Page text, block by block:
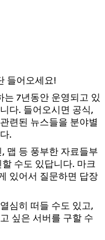
들어오세요!
7년동안 운영되고 있
다. 들어오시면 공식,
련된 뉴스들을 분야별
.
맵 등 풍부한 자료들부
수도 있답니다. 마크
있어서 질문하면 답장
심히 떠들 수도 있고,
싶은 서버를 구할 수